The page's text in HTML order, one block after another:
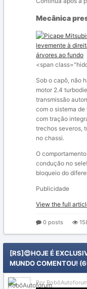
Mecânica
<span
Sob o capô, não
motor 2.4
transmissão
com o sistema
com tração
trechos severos,
no chassi.
O
condução no
bloqueio do
Publicidade
View the full
0 posts
[RS]😍HOJE É
MUNDO COMENTOU!
Por